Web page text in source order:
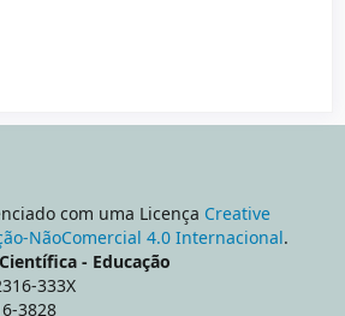
com uma Licença Creative
NãoComercial 4.0 Internacional.
- Educação
333X
3828